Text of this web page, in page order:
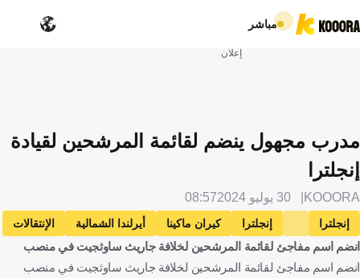
مباشر
إعلان
مدرب مجهول ينضم لقائمة المرشحين لقيادة
إنجلترا
KOOORA 30 يوليو 2024 08:57
إنجلترا إنجلترا كيران ماكينا أيرلندا الشمالية
الإنتقالات
كرة قدم
انضم اسم مفاجئ لقائمة المرشحين لخلافة جاريث ساوثجيت في منصب
انضم اسم مفاجئ لقائمة المرشحين لخلافة جاريث ساوثجيت في منصب